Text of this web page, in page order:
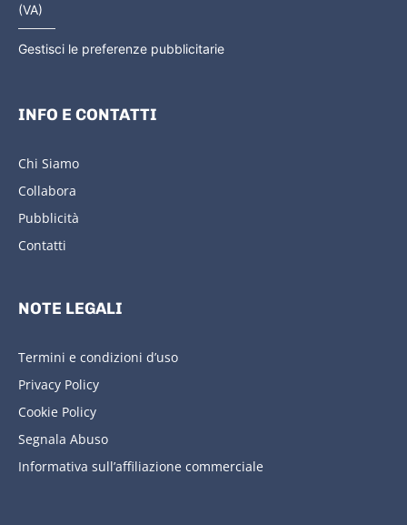
(VA)
Gestisci le preferenze pubblicitarie
INFO E CONTATTI
Chi Siamo
Collabora
Pubblicità
Contatti
NOTE LEGALI
Termini e condizioni d’uso
Privacy Policy
Cookie Policy
Segnala Abuso
Informativa sull’affiliazione commerciale